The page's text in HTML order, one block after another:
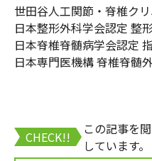
世田谷人工関節・脊椎ク
日本整形外科学会認定 整
日本脊椎脊髄病学会認定
日本専門医機構 脊椎脊髄
CHECK!!
この記事を
しています。